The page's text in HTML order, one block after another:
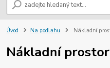
Úvod Na podlahu Nákladní
Nákladní prostor